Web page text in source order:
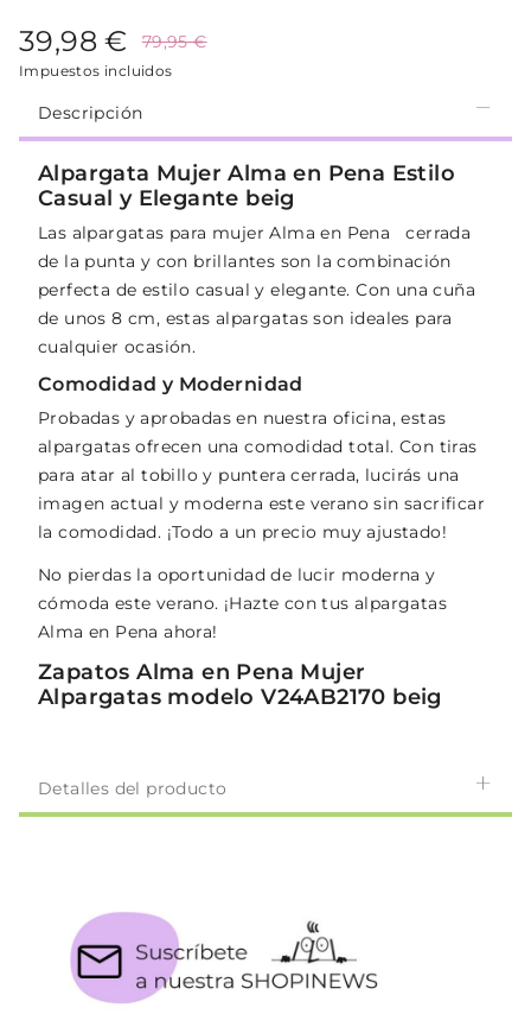
39,98 € 79,95 €
Impuestos incluidos
Descripción
Alpargata Mujer Alma en Pena Estilo
Casual y Elegante beig
Las alpargatas para mujer Alma en Pena cerrada
de la punta y con brillantes son la combinación
perfecta de estilo casual y elegante. Con una cuña
de unos 8 cm, estas alpargatas son ideales para
cualquier ocasión.
Comodidad y Modernidad
Probadas y aprobadas en nuestra oficina, estas
alpargatas ofrecen una comodidad total. Con tiras
para atar al tobillo y puntera cerrada, lucirás una
imagen actual y moderna este verano sin sacrificar
la comodidad. ¡Todo a un precio muy ajustado!
No pierdas la oportunidad de lucir moderna y
cómoda este verano. ¡Hazte con tus alpargatas
Alma en Pena ahora!
Zapatos Alma en Pena Mujer
Alpargatas modelo V24AB2170 beig
Detalles del producto